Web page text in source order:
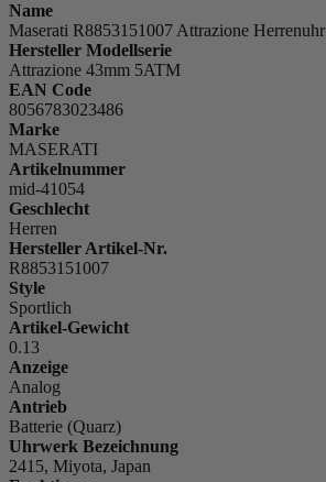
Name
Maserati R8853151007 Attrazione Herrenuhr
Hersteller Modellserie
Attrazione 43mm 5ATM
EAN Code
8056783023486
Marke
MASERATI
Artikelnummer
mid-41054
Geschlecht
Herren
Hersteller Artikel-Nr.
R8853151007
Style
Sportlich
Artikel-Gewicht
0.13
Anzeige
Analog
Antrieb
Batterie (Quarz)
Uhrwerk Bezeichnung
2415, Miyota, Japan